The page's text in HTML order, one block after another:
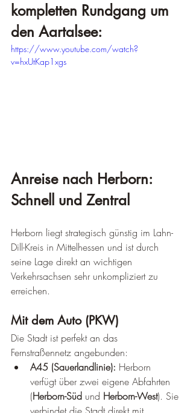
kompletten Rundgang um
den Aartalsee:
https://www.youtube.com/watch?
v=hxUtKap1xgs
Anreise nach Herborn:
Schnell und Zentral
Herborn liegt strategisch günstig im Lahn-
Dill-Kreis in Mittelhessen und ist durch
seine Lage direkt an wichtigen
Verkehrsachsen sehr unkompliziert zu
erreichen.
Mit dem Auto (PKW)
Die Stadt ist perfekt an das
Fernstraßennetz angebunden:
A45 (Sauerlandlinie): Herborn
verfügt über zwei eigene Abfahrten
(Herborn-Süd und Herborn-West). Sie
verbindet die Stadt direkt mit